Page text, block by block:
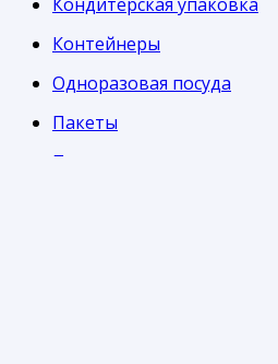
Контейнеры
Одноразовая посуда
Пакеты
Пленка